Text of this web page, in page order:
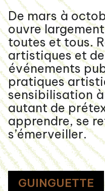
De mars à
ouvre
toutes et tous.
artistiques et
événements
pratiques
sensibilisation
autant de
apprendre, se
s’émerveiller.
GUINGUETTE